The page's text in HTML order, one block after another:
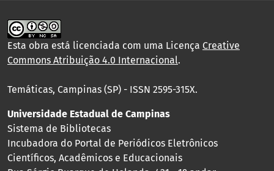
Esta obra está licenciada com uma Licença Creative
Commons Atribuição 4.0 Internacional.
Temáticas, Campinas (SP) - ISSN 2595-315X.
Universidade Estadual de Campinas
Sistema de Bibliotecas
Incubadora do Portal de Periódicos Eletrônicos
Científicos, Acadêmicos e Educacionais